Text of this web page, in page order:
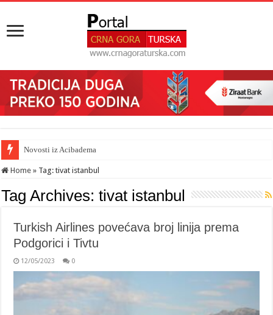
Novosti iz Acibadema
Šahman sa iseljenicima iz Crne Gore u Turskoj: Velika je važnost naše
Home » Tag:tivat istanbul
Tag Archives:tivat istanbul
Turkish Airlines povećava broj linija prema
Podgorici i Tivtu
12/05/2023 0